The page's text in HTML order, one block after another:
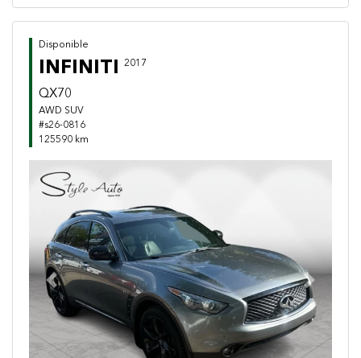
Disponible
INFINITI 2017
QX70
AWD SUV
#s26-0816
125590 km
Previous Next